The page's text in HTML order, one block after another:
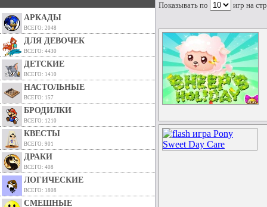
АРКАДЫ
ВСЕГО: 2048
ДЛЯ ДЕВОЧЕК
ВСЕГО: 4430
ДЕТСКИЕ
ВСЕГО: 1410
НАСТОЛЬНЫЕ
ВСЕГО: 157
БРОДИЛКИ
ВСЕГО: 1210
КВЕСТЫ
ВСЕГО: 901
ДРАКИ
ВСЕГО: 408
ЛОГИЧЕСКИЕ
ВСЕГО: 1808
СМЕШНЫЕ
Показывать по игр на